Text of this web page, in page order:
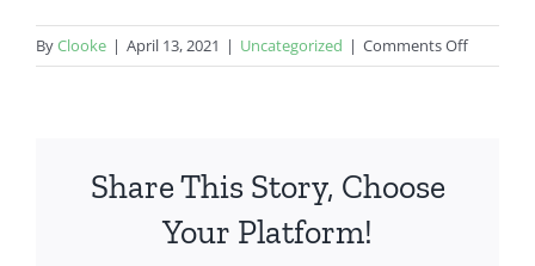
ByClooke | April 13, 2021 | Uncategorized | Comments Offon
Tips
Share This Story, Choose
Your Platform!